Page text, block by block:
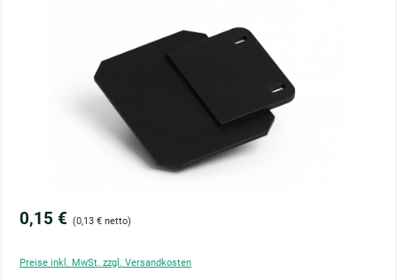
0,15 € (0,13 € netto)
Preise inkl. MwSt. zzgl. Versandkosten